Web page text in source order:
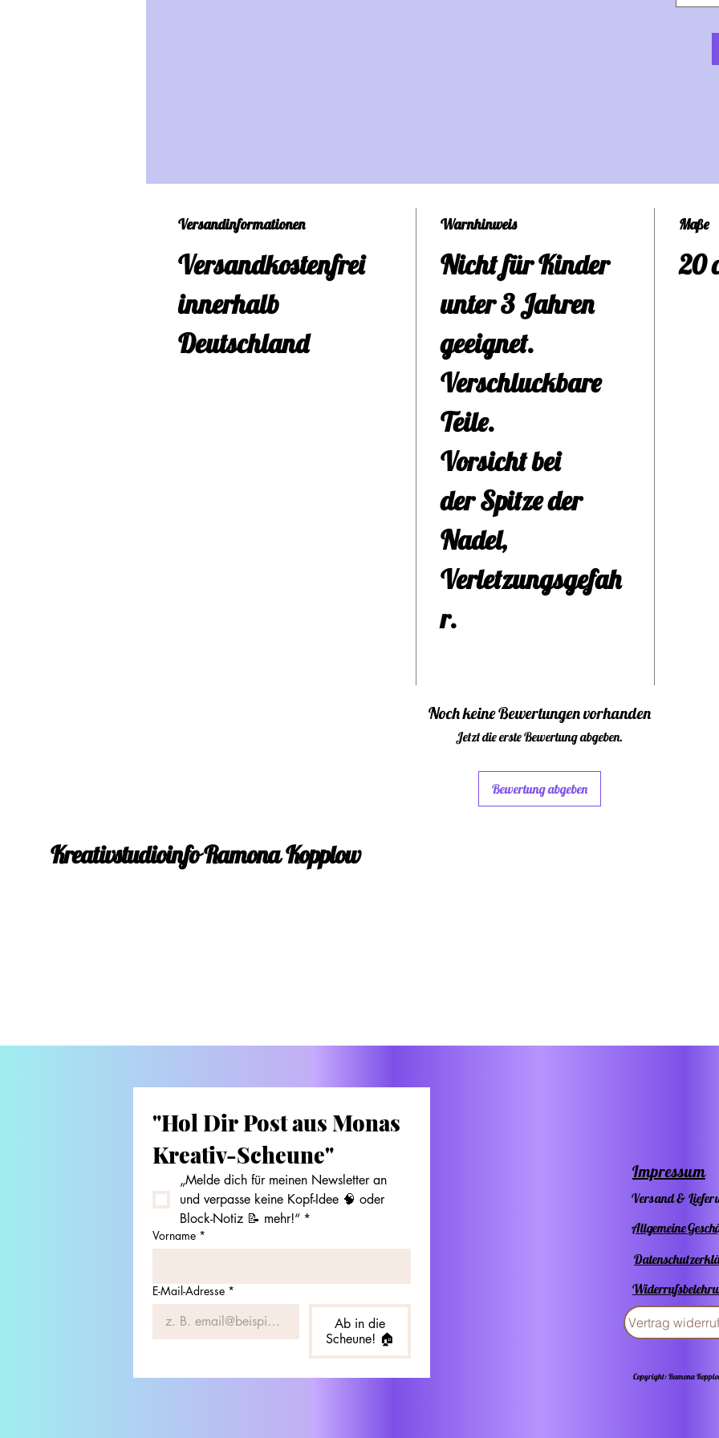
Versandinformationen
Versandkostenfrei
innerhalb
Deutschland
Warnhinweis
Nicht für Kinder
unter 3 Jahren
geeignet.
Verschluckbare
Teile.
Vorsicht bei
der Spitze der
Nadel,
Verletzungsgefah
r.
Maße
20
Noch keine Bewertungen vorhanden
Jetzt die erste Bewertung abgeben.
Bewertung abgeben
Kreativstudioinfo Ramona Kopplow
"Hol Dir Post aus Monas
Kreativ-Scheune"
„Melde dich für meinen Newsletter an
und verpasse keine Kopf-Idee 🧠 oder
Block-Notiz 📝 mehr!“ *
Vorname *
E-Mail-Adresse *
Ab in die
Scheune! 🏠
Impressum
Versand &
Allgemeine
Vertrag
Copyright: Ramona